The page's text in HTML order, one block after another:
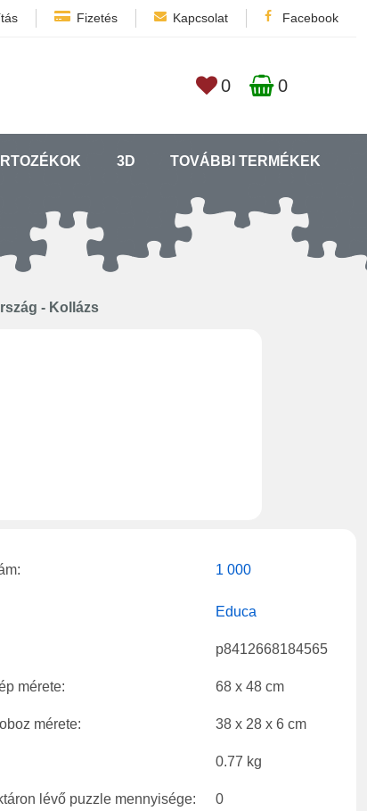
Fizetés Kapcsolat Facebook
0 0
3D TOVÁBBI TERMÉKEK
- Kollázs
1 000
Educa
p8412668184565
mérete: 68 x 48 cm
mérete: 38 x 28 x 6 cm
0.77 kg
lévő puzzle mennyisége: 0